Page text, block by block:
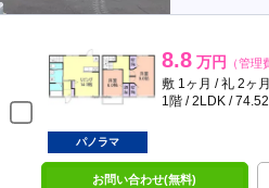
8.8 万円 （管理
敷 1ヶ月 / 礼 2ヶ月
1階 / 2LDK /
パノラマ
お問い合わせ(無料)